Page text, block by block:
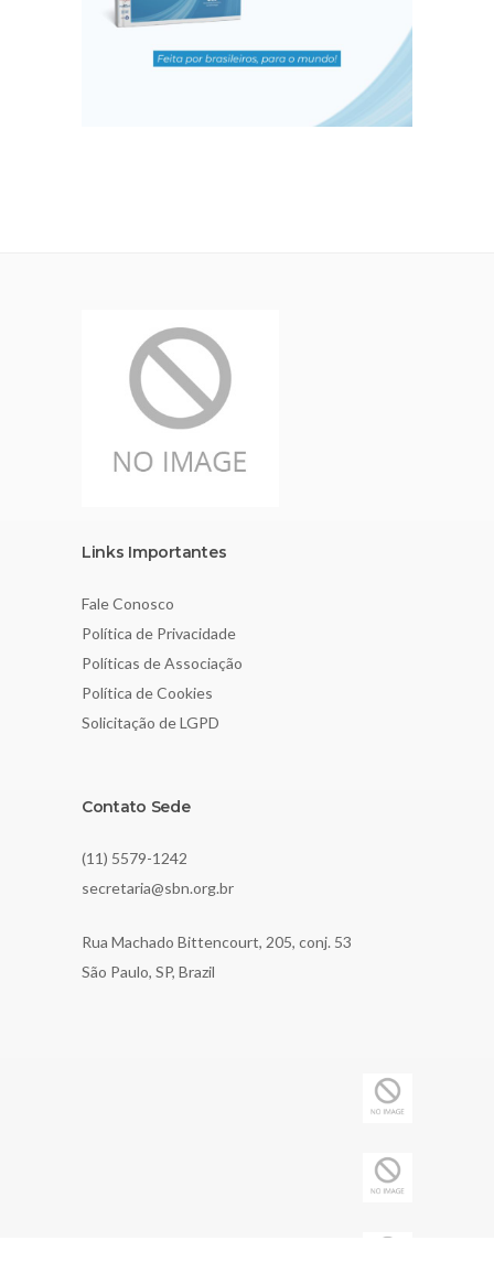
Links Importantes
Fale Conosco
Política de Privacidade
Políticas de Associação
Política de Cookies
Solicitação de LGPD
Contato Sede
(11) 5579-1242
secretaria@sbn.org.br
Rua Machado Bittencourt, 205, conj. 53
São Paulo, SP, Brazil